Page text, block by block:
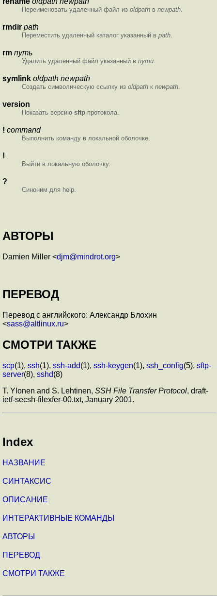
Переименовать удаленный файл из oldpath в newpath.
rmdir path
Переместить удаленный каталог указанный в path.
rm путь
Удалить удаленный файл указанный в пути.
symlink oldpath newpath
Создать символическую ссылку из oldpath к newpath.
version
Показать версию sftp-протокола.
! command
Выполнить команду в локальной оболочке.
!
Выйти в локальную оболочку.
?
Синоним для help.
АВТОРЫ
Damien Miller <djm@mindrot.org>
ПЕРЕВОД
Перевод с английского: Александр Блохин
<sass@altlinux.ru>
СМОТРИ ТАКЖЕ
scp(1), ssh(1), ssh-add(1), ssh-keygen(1), ssh_config(5), sftp-
server(8), sshd(8)
T. Ylonen and S. Lehtinen, SSH File Transfer Protocol, draft-
ietf-secsh-filexfer-00.txt, January 2001.
Index
НАЗВАНИЕ
СИНТАКСИС
ОПИСАНИЕ
ИНТЕРАКТИВНЫЕ КОМАНДЫ
АВТОРЫ
ПЕРЕВОД
СМОТРИ ТАКЖЕ